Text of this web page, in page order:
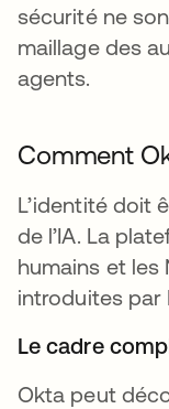
sécurité ne
maillage des
agents.
Comment
L’identité doit
de l’IA. La
humains et les
introduites par
Le cadre
Okta peut